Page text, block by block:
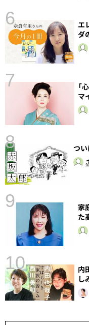
6
エ
ダ
7
「
マ
8
つ
9
家
た
10
内
し